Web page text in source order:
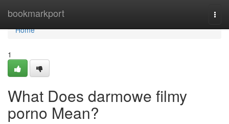
bookmarkport
Home
Home
1
What Does darmowe filmy
porno Mean?